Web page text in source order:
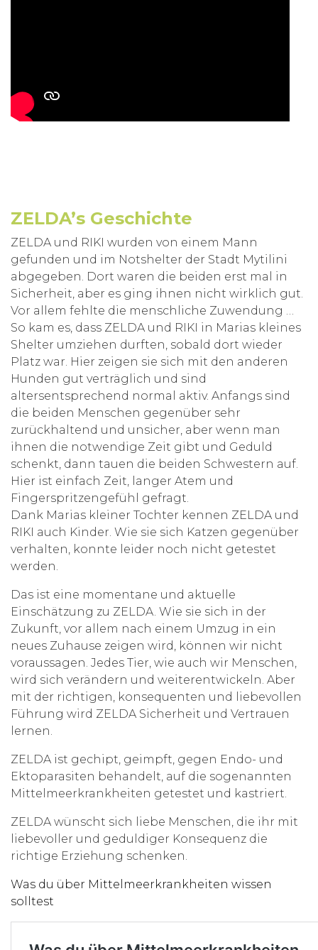
ZELDA’s Geschichte
ZELDA und RIKI wurden von einem Mann
gefunden und im Notshelter der Stadt Mytilini
abgegeben. Dort waren die beiden erst mal in
Sicherheit, aber es ging ihnen nicht wirklich gut.
Vor allem fehlte die menschliche Zuwendung …
So kam es, dass ZELDA und RIKI in Marias kleines
Shelter umziehen durften, sobald dort wieder
Platz war. Hier zeigen sie sich mit den anderen
Hunden gut verträglich und sind
altersentsprechend normal aktiv. Anfangs sind
die beiden Menschen gegenüber sehr
zurückhaltend und unsicher, aber wenn man
ihnen die notwendige Zeit gibt und Geduld
schenkt, dann tauen die beiden Schwestern auf.
Hier ist einfach Zeit, langer Atem und
Fingerspritzengefühl gefragt.
Dank Marias kleiner Tochter kennen ZELDA und
RIKI auch Kinder. Wie sie sich Katzen gegenüber
verhalten, konnte leider noch nicht getestet
werden.
Das ist eine momentane und aktuelle
Einschätzung zu ZELDA. Wie sie sich in der
Zukunft, vor allem nach einem Umzug in ein
neues Zuhause zeigen wird, können wir nicht
voraussagen. Jedes Tier, wie auch wir Menschen,
wird sich verändern und weiterentwickeln. Aber
mit der richtigen, konsequenten und liebevollen
Führung wird ZELDA Sicherheit und Vertrauen
lernen.
ZELDA ist gechipt, geimpft, gegen Endo- und
Ektoparasiten behandelt, auf die sogenannten
Mittelmeerkrankheiten getestet und kastriert.
ZELDA wünscht sich liebe Menschen, die ihr mit
liebevoller und geduldiger Konsequenz die
richtige Erziehung schenken.
Was du über Mittelmeerkrankheiten wissen
solltest